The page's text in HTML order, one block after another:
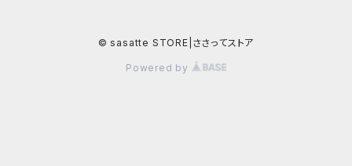
© sasatte STORE|ささってストア
Powered by